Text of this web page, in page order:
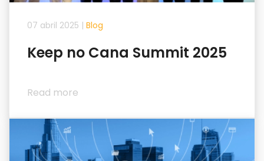
07 abril 2025 | Blog
Keep no Cana Summit 2025
Read more